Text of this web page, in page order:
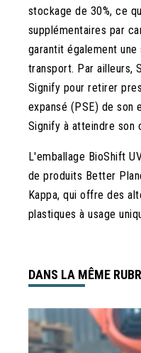
stockage de 30%, ce
supplémentaires par
garantit également
transport. Par ailleurs,
Signify pour retirer
expansé (PSE) de son
Signify à atteindre son
L'emballage BioShift
de produits Better
Kappa, qui offre des
plastiques à usage
DANS LA MÊME